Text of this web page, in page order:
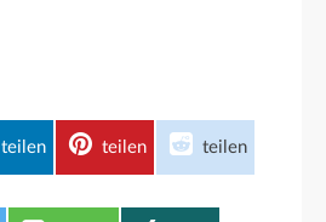
teilen teilen teilen